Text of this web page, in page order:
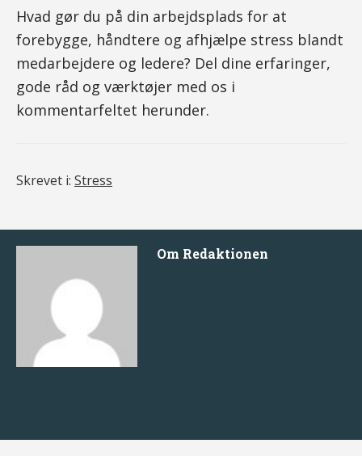
Hvad gør du på din arbejdsplads for at
forebygge, håndtere og afhjælpe stress blandt
medarbejdere og ledere? Del dine erfaringer,
gode råd og værktøjer med os i
kommentarfeltet herunder.
Skrevet i: Stress
Om Redaktionen